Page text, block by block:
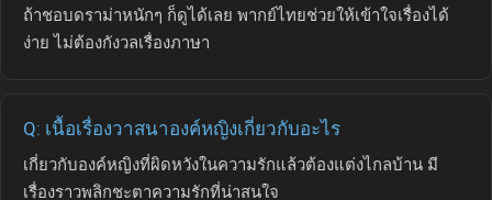
ถ้าชอบดราม่าหนักๆ ก็ดูได้เลย พากย์ไทยช่วยให้เข้าใจเรื่องได้
ง่าย ไม่ต้องกังวลเรื่องภาษา
Q: เนื้อเรื่องวาสนาองค์หญิงเกี่ยวกับอะไร
เกี่ยวกับองค์หญิงที่ผิดหวังในความรักแล้วต้องแต่งไกลบ้าน มี
เรื่องราวพลิกชะตาความรักที่น่าสนใจ